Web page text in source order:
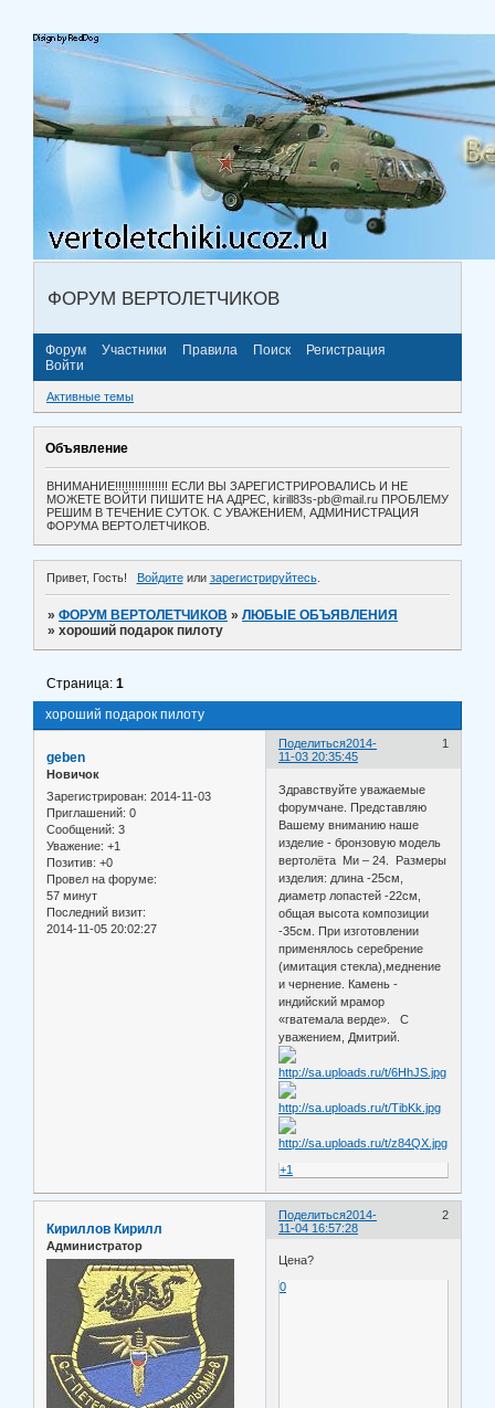
ФОРУМ ВЕРТОЛЕТЧИКОВ
Форум Участники Правила Поиск
Регистрация
Войти
Активные темы
Объявление
ВНИМАНИЕ!!!!!!!!!!!!!!!! ЕСЛИ ВЫ ЗАРЕГИСТРИРОВАЛИСЬ И НЕ
МОЖЕТЕ ВОЙТИ ПИШИТЕ НА АДРЕС, kirill83s-pb@mail.ru ПРОБЛЕМУ
РЕШИМ В ТЕЧЕНИЕ СУТОК. С УВАЖЕНИЕМ, АДМИНИСТРАЦИЯ
ФОРУМА ВЕРТОЛЕТЧИКОВ.
Привет, Гость! Войдитеили зарегистрируйтесь.
»ФОРУМ ВЕРТОЛЕТЧИКОВ »ЛЮБЫЕ ОБЪЯВЛЕНИЯ
»хороший подарок пилоту
хороший подарок пилоту
Страница:1
Поделиться 1
2014-
11-03 20:35:45
geben
Новичок
Зарегистрирован: 2014-11-03
Приглашений: 0
Сообщений: 3
Уважение: +1
Позитив: +0
Провел на форуме:
57 минут
Последний визит:
2014-11-05 20:02:27
Здравствуйте уважаемые
форумчане. Представляю
Вашему вниманию наше
изделие - бронзовую модель
вертолёта Ми – 24. Размеры
изделия: длина -25см,
диаметр лопастей -22см,
общая высота композиции
-35см. При изготовлении
применялось серебрение
(имитация стекла),меднение
и чернение. Камень -
индийский мрамор
«гватемала верде». С
уважением, Дмитрий.
+1
Поделиться 2
2014-
11-04 16:57:28
Кириллов Кирилл
Администратор
Цена?
0